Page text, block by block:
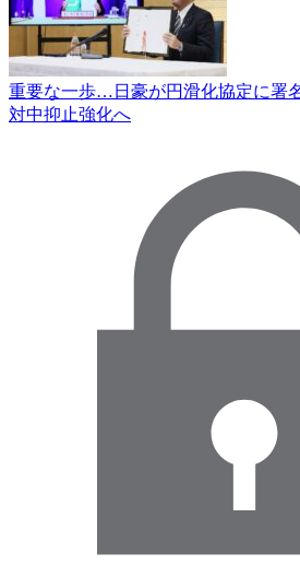
重要な一歩…日豪が円滑化協定に署
対中抑止強化へ